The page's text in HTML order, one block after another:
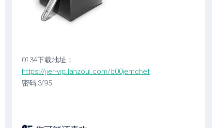
0134下载地址：
https://jier-vip.lanzoul.com/b00jemchef
密码:3f95